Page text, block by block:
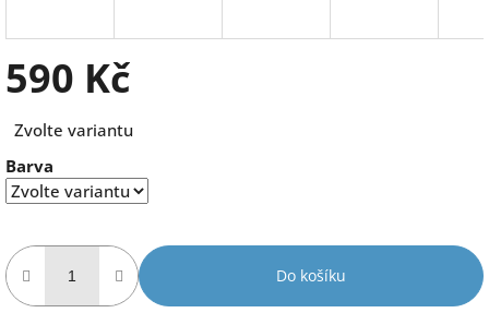
590 Kč
cena:
Zvolte variantu
Barva
Do košíku